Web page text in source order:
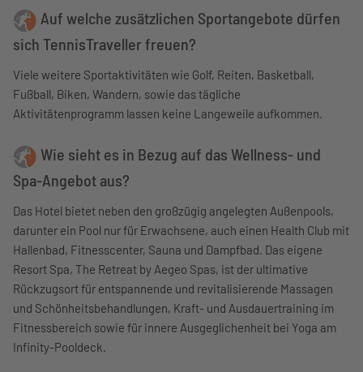
Auf welche zusätzlichen Sportangebote dürfen
sich TennisTraveller freuen?
Viele weitere Sportaktivitäten wie Golf, Reiten, Basketball,
Fußball, Biken, Wandern, sowie das tägliche
Aktivitätenprogramm lassen keine Langeweile aufkommen.
Wie sieht es in Bezug auf das Wellness- und
Spa-Angebot aus?
Das Hotel bietet neben den großzügig angelegten Außenpools,
darunter ein Pool nur für Erwachsene, auch einen Health Club mit
Hallenbad, Fitnesscenter, Sauna und Dampfbad. Das eigene
Resort Spa, The Retreat by Aegeo Spas, ist der ultimative
Rückzugsort für entspannende und revitalisierende Massagen
und Schönheitsbehandlungen, Kraft- und Ausdauertraining im
Fitnessbereich sowie für innere Ausgeglichenheit bei Yoga am
Infinity-Pooldeck.